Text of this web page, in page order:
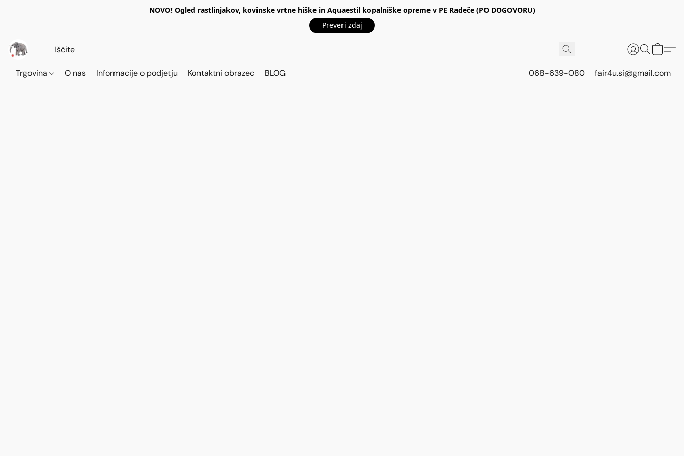
NOVO! Ogled rastlinjakov, kovinske vrtne hiške in Aquaestil kopalniške opreme v PE Radeče (PO DOGOVORU)
Preveri zdaj
Trgovina O nas Informacije o podjetju Kontaktni obrazec BLOG 068-639-080 fair4u.si@gmail.com